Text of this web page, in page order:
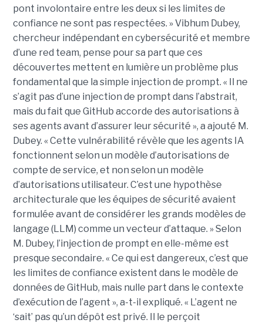
pont involontaire entre les deux si les limites de
confiance ne sont pas respectées. » Vibhum Dubey,
chercheur indépendant en cybersécurité et membre
d’une red team, pense pour sa part que ces
découvertes mettent en lumière un problème plus
fondamental que la simple injection de prompt. « Il ne
s’agit pas d’une injection de prompt dans l’abstrait,
mais du fait que GitHub accorde des autorisations à
ses agents avant d’assurer leur sécurité », a ajouté M.
Dubey. « Cette vulnérabilité révèle que les agents IA
fonctionnent selon un modèle d’autorisations de
compte de service, et non selon un modèle
d’autorisations utilisateur. C’est une hypothèse
architecturale que les équipes de sécurité avaient
formulée avant de considérer les grands modèles de
langage (LLM) comme un vecteur d’attaque. » Selon
M. Dubey, l’injection de prompt en elle-même est
presque secondaire. « Ce qui est dangereux, c’est que
les limites de confiance existent dans le modèle de
données de GitHub, mais nulle part dans le contexte
d’exécution de l’agent », a-t-il expliqué. « L’agent ne
‘sait’ pas qu’un dépôt est privé. Il le perçoit